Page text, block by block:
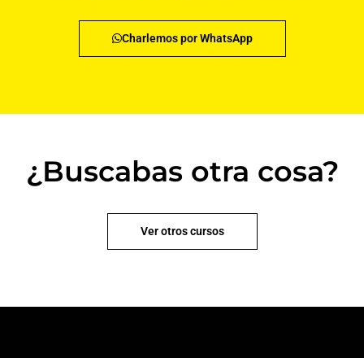
Charlemos por WhatsApp
¿Buscabas otra cosa?
Ver otros cursos